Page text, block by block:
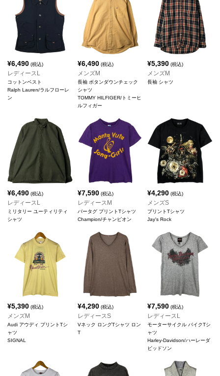
¥6,490 (税込)
レディースL
コットンベスト
Ralph Lauren/ラルフローレ
ン
¥6,490(税込)
メンズM
長袖 ボタンダウンチェック
シャツ
TOMMY HILFIGER/トミーヒ
ルフィガー
¥5,390 (税込)
メンズM
長袖 シャツ
¥6,490 (税込)
レディースL
ミリタリー ユーティリティ
シャツ
¥7,590(税込)
レディースM
バータグ プリントTシャツ
Champion/チャンピオン
¥4,290 (税込)
メンズS
プリントTシャツ
Jay's Rock
¥5,390 (税込)
メンズM
Audi アウディ プリントTシ
ャツ
SIGNAL
¥4,290(税込)
レディースS
Vネック ロングTシャツ ロン
T
¥7,590 (税込)
レディースL
モーターサイクル バイクTシ
ャツ
Harley-Davidson/ハーレーダ
ビッドソン